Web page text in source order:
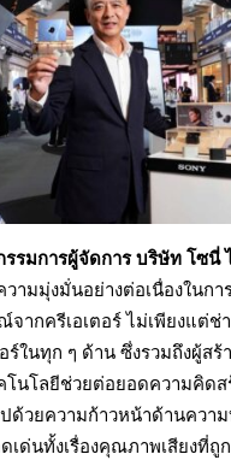
รรมการผู้จัดการ บริษัท โซนี่
วามมุ่งมั่นอย่างต่อเนื่องในก
จากครีเอเตอร์ ไม่เพียงแต่ช่
ร์ในทุก ๆ ด้าน ซึ่งรวมถึงผู้สร้
โนโลยีช่วยต่อยอดความคิดส
ด้วยความก้าวหน้าด้านควา
เด่นทั้งเรื่องคุณภาพเสียงที่ถู